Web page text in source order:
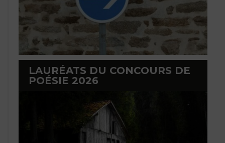
LAURÉATS DU CONCOURS DE
POÉSIE 2026